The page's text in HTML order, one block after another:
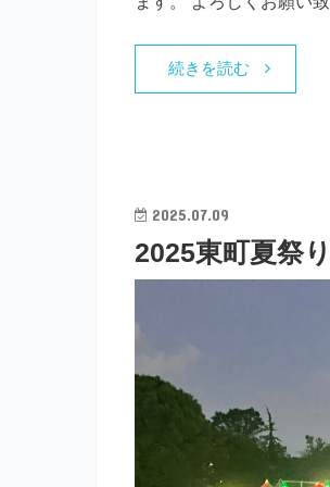
続きを読む
2025.07.09
2025東町夏祭り